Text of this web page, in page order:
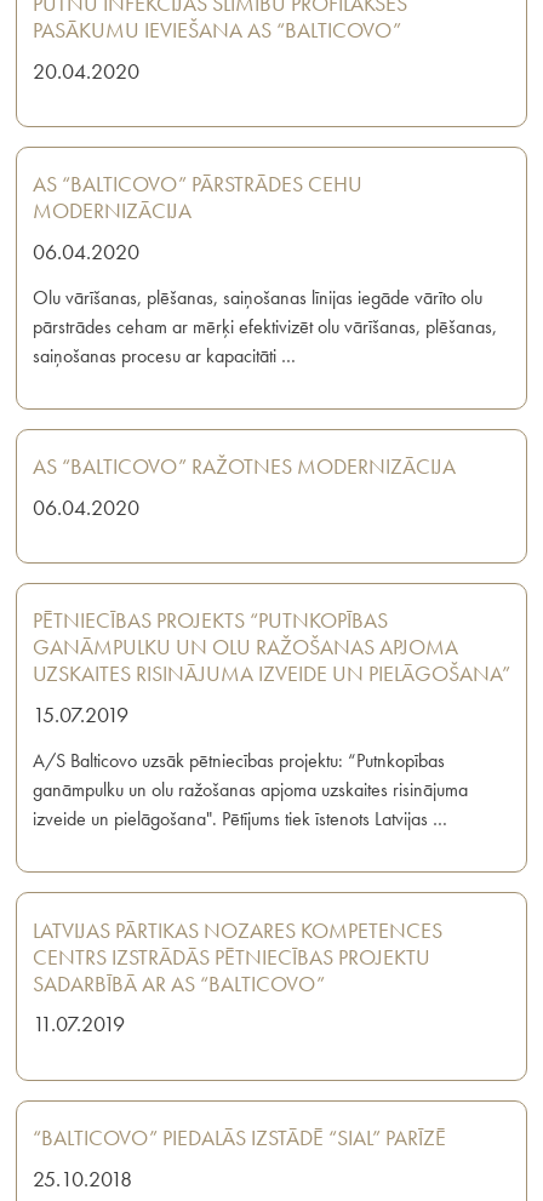
PASĀKUMU IEVIEŠANA AS “BALTICOVO”
20.04.2020
AS “BALTICOVO” PĀRSTRĀDES CEHU
MODERNIZĀCIJA
06.04.2020
Olu vārīšanas, plēšanas, saiņošanas līnijas iegāde vārīto olu
pārstrādes ceham ar mērķi efektivizēt olu vārīšanas, plēšanas,
saiņošanas procesu ar kapacitāti …
AS “BALTICOVO” RAŽOTNES MODERNIZĀCIJA
06.04.2020
PĒTNIECĪBAS PROJEKTS “PUTNKOPĪBAS
GANĀMPULKU UN OLU RAŽOŠANAS APJOMA
UZSKAITES RISINĀJUMA IZVEIDE UN PIELĀGOŠANA”
15.07.2019
A/S Balticovo uzsāk pētniecības projektu: “Putnkopības
ganāmpulku un olu ražošanas apjoma uzskaites risinājuma
izveide un pielāgošana". Pētījums tiek īstenots Latvijas …
LATVIJAS PĀRTIKAS NOZARES KOMPETENCES
CENTRS IZSTRĀDĀS PĒTNIECĪBAS PROJEKTU
SADARBĪBĀ AR AS “BALTICOVO”
11.07.2019
“BALTICOVO” PIEDALĀS IZSTĀDĒ “SIAL” PARĪZĒ
25.10.2018